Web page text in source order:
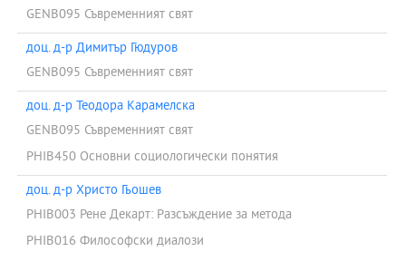
GENB095 Съвременният свят
доц. д-р Димитър Гюдуров
GENB095 Съвременният свят
доц. д-р Теодора Карамелска
GENB095 Съвременният свят
PHIB450 Основни социологически понятия
доц. д-р Христо Гьошев
PHIB003 Рене Декарт: Разсъждение за метода
PHIB016 Философски диалози